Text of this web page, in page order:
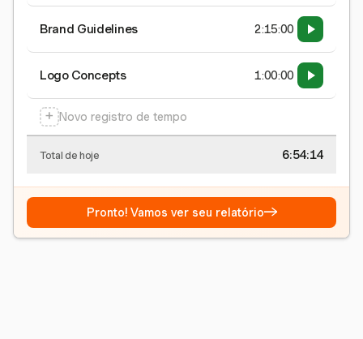
Brand Guidelines 2:15:00
Logo Concepts 1:00:00
+ Novo registro de tempo
Total de hoje 6:54:15
Pronto! Vamos ver seu relatório→